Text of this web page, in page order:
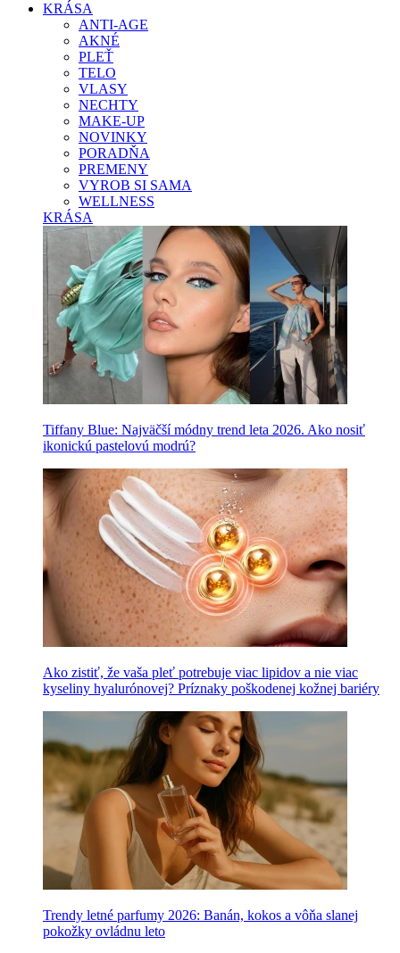
KRÁSA
ANTI-AGE
AKNÉ
PLEŤ
TELO
VLASY
NECHTY
MAKE-UP
NOVINKY
PORADŇA
PREMENY
VYROB SI SAMA
WELLNESS
KRÁSA
Tiffany Blue: Najväčší módny trend leta 2026. Ako nosiť
ikonickú pastelovú modrú?
Ako zistiť, že vaša pleť potrebuje viac lipidov a nie viac
kyseliny hyalurónovej? Príznaky poškodenej kožnej bariéry
Trendy letné parfumy 2026: Banán, kokos a vôňa slanej
pokožky ovládnu leto